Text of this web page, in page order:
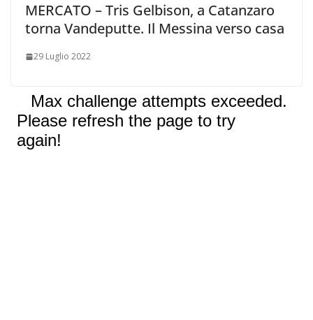
MERCATO – Tris Gelbison, a Catanzaro
torna Vandeputte. Il Messina verso casa
29 Luglio 2022